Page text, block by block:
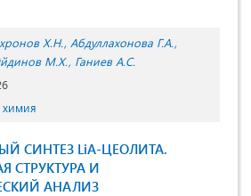
Х.Н. Абдуллахонова Г.А.
М.Х. Ганиев А.С.
СИНТЕЗ LiA-ЦЕОЛИТА.
СТРУКТУРА И
АНАЛИЗ